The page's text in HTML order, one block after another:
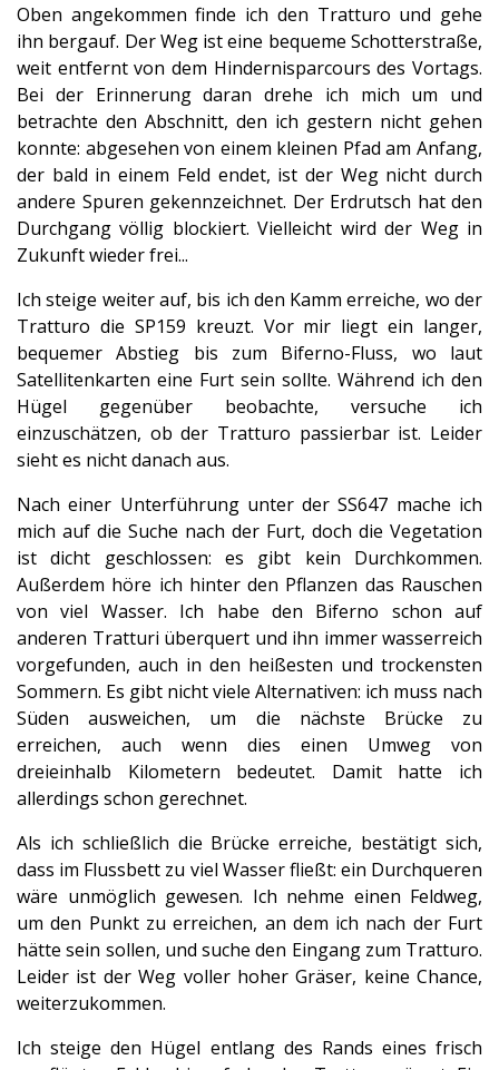
Oben angekommen finde ich den Tratturo und gehe
ihn bergauf. Der Weg ist eine bequeme Schotterstraße,
weit entfernt von dem Hindernisparcours des Vortags.
Bei der Erinnerung daran drehe ich mich um und
betrachte den Abschnitt, den ich gestern nicht gehen
konnte: abgesehen von einem kleinen Pfad am Anfang,
der bald in einem Feld endet, ist der Weg nicht durch
andere Spuren gekennzeichnet. Der Erdrutsch hat den
Durchgang völlig blockiert. Vielleicht wird der Weg in
Zukunft wieder frei...
Ich steige weiter auf, bis ich den Kamm erreiche, wo der
Tratturo die SP159 kreuzt. Vor mir liegt ein langer,
bequemer Abstieg bis zum Biferno-Fluss, wo laut
Satellitenkarten eine Furt sein sollte. Während ich den
Hügel gegenüber beobachte, versuche ich
einzuschätzen, ob der Tratturo passierbar ist. Leider
sieht es nicht danach aus.
Nach einer Unterführung unter der SS647 mache ich
mich auf die Suche nach der Furt, doch die Vegetation
ist dicht geschlossen: es gibt kein Durchkommen.
Außerdem höre ich hinter den Pflanzen das Rauschen
von viel Wasser. Ich habe den Biferno schon auf
anderen Tratturi überquert und ihn immer wasserreich
vorgefunden, auch in den heißesten und trockensten
Sommern. Es gibt nicht viele Alternativen: ich muss nach
Süden ausweichen, um die nächste Brücke zu
erreichen, auch wenn dies einen Umweg von
dreieinhalb Kilometern bedeutet. Damit hatte ich
allerdings schon gerechnet.
Als ich schließlich die Brücke erreiche, bestätigt sich,
dass im Flussbett zu viel Wasser fließt: ein Durchqueren
wäre unmöglich gewesen. Ich nehme einen Feldweg,
um den Punkt zu erreichen, an dem ich nach der Furt
hätte sein sollen, und suche den Eingang zum Tratturo.
Leider ist der Weg voller hoher Gräser, keine Chance,
weiterzukommen.
Ich steige den Hügel entlang des Rands eines frisch